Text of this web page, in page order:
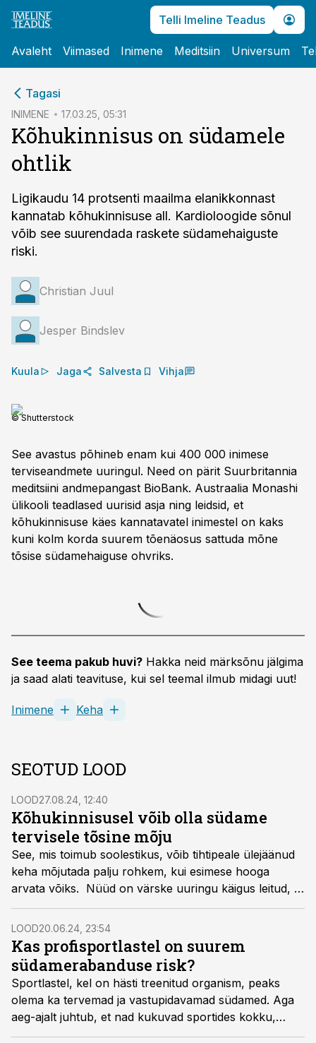
Telli Imeline Teadus
Avaleht Viimased Inimene Meditsiin Universum
Tagasi
INIMENE 17.03.25, 05:31
Kõhukinnisus on südamele
ohtlik
Ligikaudu 14 protsenti maailma elanikkonnast
kannatab kõhukinnisuse all. Kardioloogide sõnul
võib see suurendada raskete südamehaiguste
riski.
Christian Juul
Jesper Bindslev
Kuula Jaga Salvesta Vihja
© Shutterstock
See avastus põhineb enam kui 400 000 inimese
terviseandmete uuringul. Need on pärit Suurbritannia
meditsiini andmepangast BioBank. Austraalia Monashi
ülikooli teadlased uurisid asja ning leidsid, et
kõhukinnisuse käes kannatavatel inimestel on kaks
kuni kolm korda suurem tõenäosus sattu­da mõne
tõsise südamehaiguse ohvriks.
See teema pakub huvi? Hakka neid märksõnu jälgima
ja saad alati teavituse, kui sel teemal ilmub midagi uut!
Inimene Keha
SEOTUD LOOD
LOOD27.08.24, 12:40
Kõhukinnisusel võib olla südame
tervisele tõsine mõju
See, mis toimub soolestikus, võib tihtipeale ülejäänud
keha mõjutada palju rohkem, kui esimese hooga
arvata võiks. Nüüd on värske uuringu käigus leitud, et
kõhukinnisus on tavaline, kuid alahinnatud riskitegur
südame-veresoonkonna probleemide, sealhulgas
südamerabanduse, südamepuudulikkuse või insuldi
tekkimise puhul.
LOOD20.06.24, 23:54
Kas profisportlastel on suurem
südamerabanduse risk?
Sportlastel, kel on hästi treenitud organism, peaks
olema ka tervemad ja vastupidavamad südamed. Aga
aeg-ajalt juhtub, et nad kukuvad sportides kokku,
kuna süda ütleb üles, ja isegi telekaamerate ees - nagu